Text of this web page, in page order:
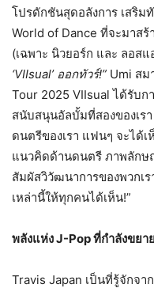
โปรดักชันสุดอลังการ เสริม
World of Dance ที่จะมาสร้
(เฉพาะ นิวยอร์ก และ ลอสแ
‘VIIsual’ ออกทัวร์!” Umi สม
Tour 2025 VIIsual ได้รับ
สนับสนุนอัลบั้มที่สองของเร
ดนตรีของเรา แฟนๆ จะได้
แนวคิดด้านดนตรี ภาพลักษ
สัมผัสวิวัฒนาการของพวกเ
เหล่านี้ให้ทุกคนได้เห็น!”
พลังแห่งJ-Pop ที่กำลังขยา
Travis Japan เป็นที่รู้จักจ